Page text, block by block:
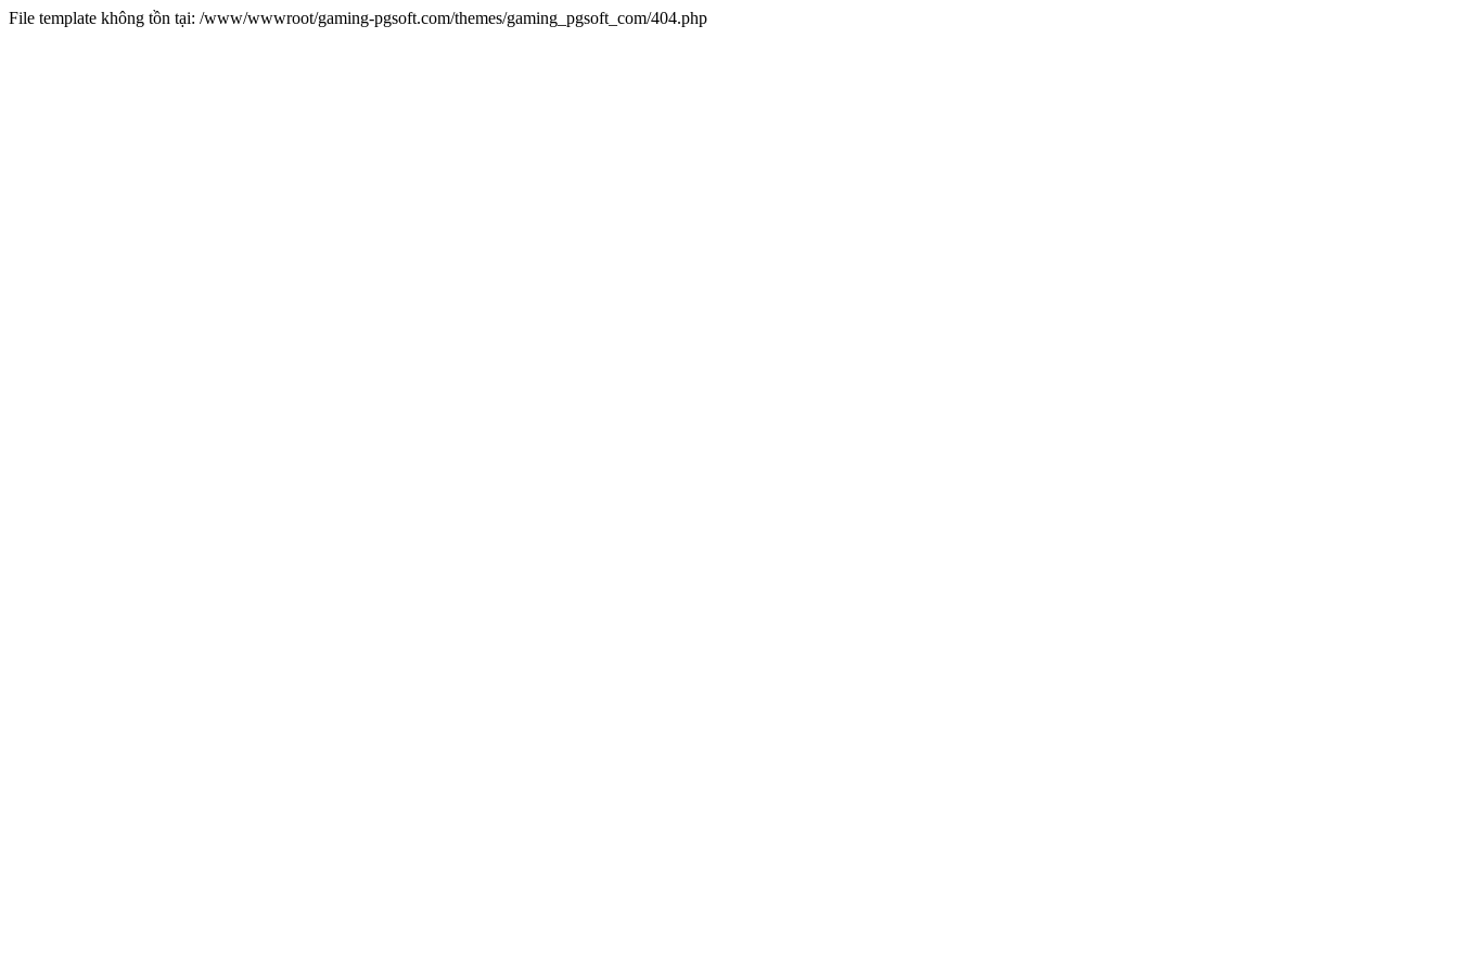
File template không tồn tại: /www/wwwroot/gaming-pgsoft.com/themes/gaming_pgsoft_com/404.php